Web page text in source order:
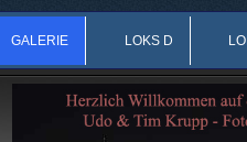
GALERIE LOKS D